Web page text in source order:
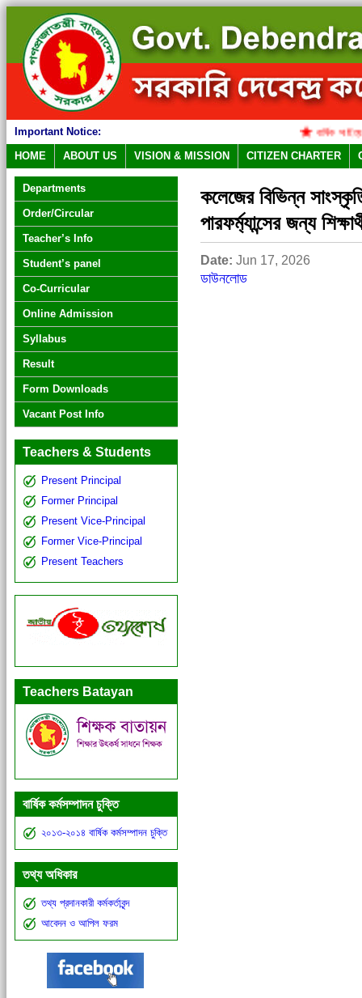
Important Notice:
বার্ষিক সাহিত্য
HOME
ABOUT US VISION & MISSION CITIZEN CHARTER
Departments
Order/Circular
Teacher’s Info
Student’s panel
Co-Curricular
Online Admission
Syllabus
Result
Form Downloads
Vacant Post Info
Teachers & Students
Present Principal
Former Principal
Present Vice-Principal
Former Vice-Principal
Present Teachers
Teachers Batayan
বার্ষিক কর্মসম্পাদন চুক্তি
২০১৩-২০১৪ বার্ষিক কর্মসম্পাদন চুক্তি
তথ্য অধিকার
তথ্য প্রদানকারী কর্মকর্তাবৃন্দ
আবেদন ও আপিল ফরম
কলেজের বিভিন্ন
পারফর্ম্যান্সের জন্য
Date: Jun 17, 2026
ডাউনলোড